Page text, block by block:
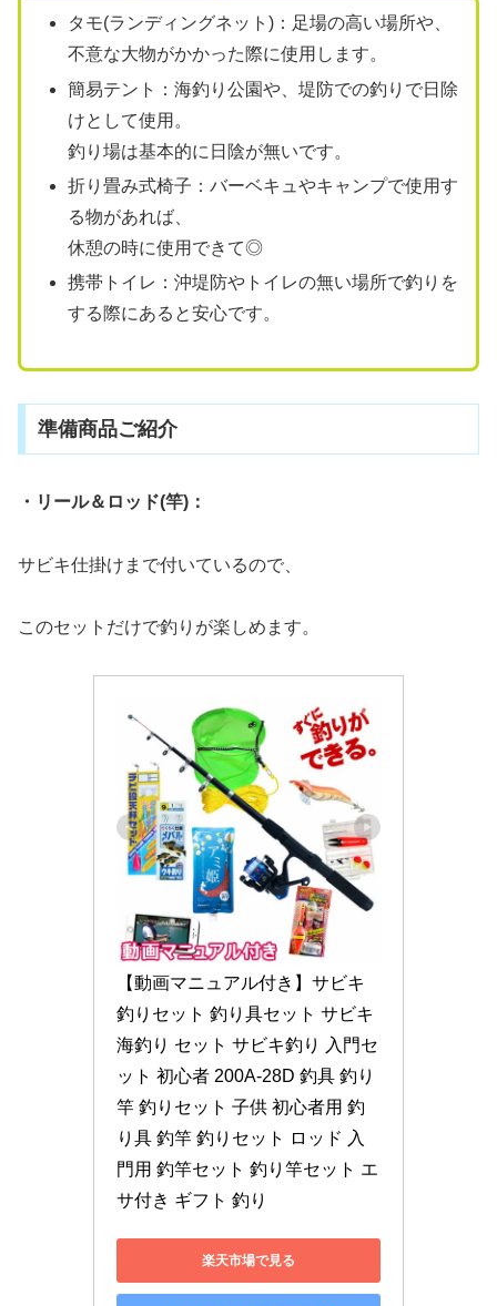
タモ(ランディングネット)：足場の高い場所や、
不意な大物がかかった際に使用します。
簡易テント：海釣り公園や、堤防での釣りで日除
けとして使用。
釣り場は基本的に日陰が無いです。
折り畳み式椅子：バーベキュやキャンプで使用す
る物があれば、
休憩の時に使用できて◎
携帯トイレ：沖堤防やトイレの無い場所で釣りを
する際にあると安心です。
準備商品ご紹介
・リール＆ロッド(竿)：
サビキ仕掛けまで付いているので、
このセットだけで釣りが楽しめます。
【動画マニュアル付き】サビキ
釣りセット 釣り具セット サビキ
海釣り セット サビキ釣り 入門セ
ット 初心者 200A-28D 釣具 釣り
竿 釣りセット 子供 初心者用 釣
り具 釣竿 釣りセット ロッド 入
門用 釣竿セット 釣り竿セット エ
サ付き ギフト 釣り
楽天市場で見る